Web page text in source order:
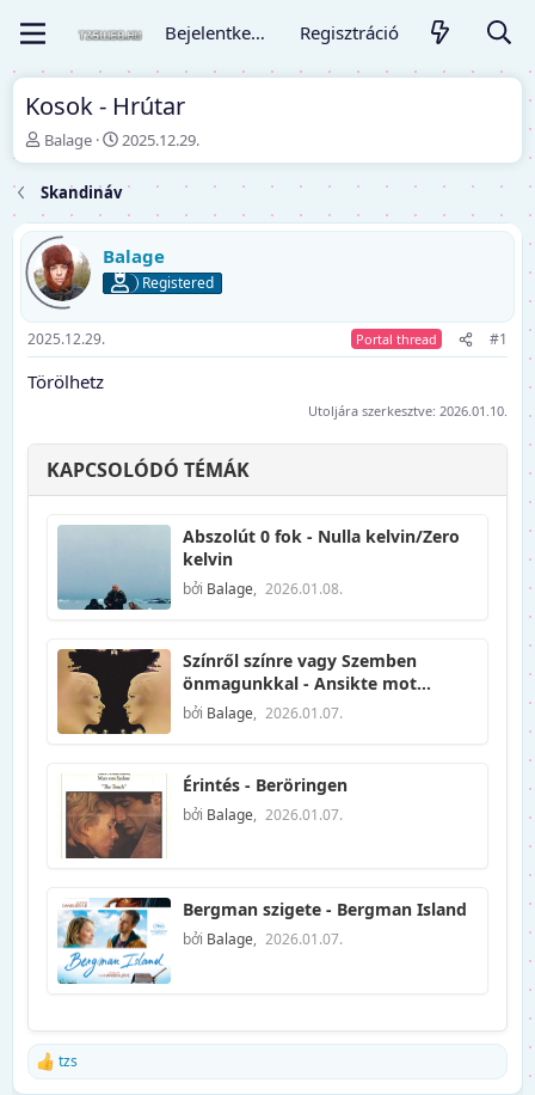
Bejelentkezés Regisztráció
Kosok - Hrútar
T
é
m
a
i
n
d
í
t
ó
Balage
K
e
ő
d
á
t
2025.12.29.
Skandináv
Balage
Registered
2025.12.29. Portal thread #1
Törölhetz
Utoljára szerkesztve: 2026.01.10.
KAPCSOLÓDÓ TÉMÁK
Abszolút 0 fok - Nulla kelvin/Zero
kelvin
bởi Balage, 2026.01.08.
Színről színre vagy Szemben
önmagunkkal - Ansikte mot
ansikte
bởi Balage, 2026.01.07.
Érintés - Beröringen
bởi Balage, 2026.01.07.
Bergman szigete - Bergman Island
bởi Balage, 2026.01.07.
R
tzs